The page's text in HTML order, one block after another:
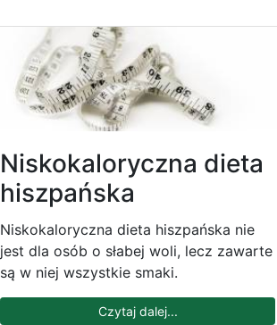
Niskokaloryczna dieta
hiszpańska
Niskokaloryczna dieta hiszpańska nie
jest dla osób o słabej woli, lecz zawarte
są w niej wszystkie smaki.
Czytaj dalej...